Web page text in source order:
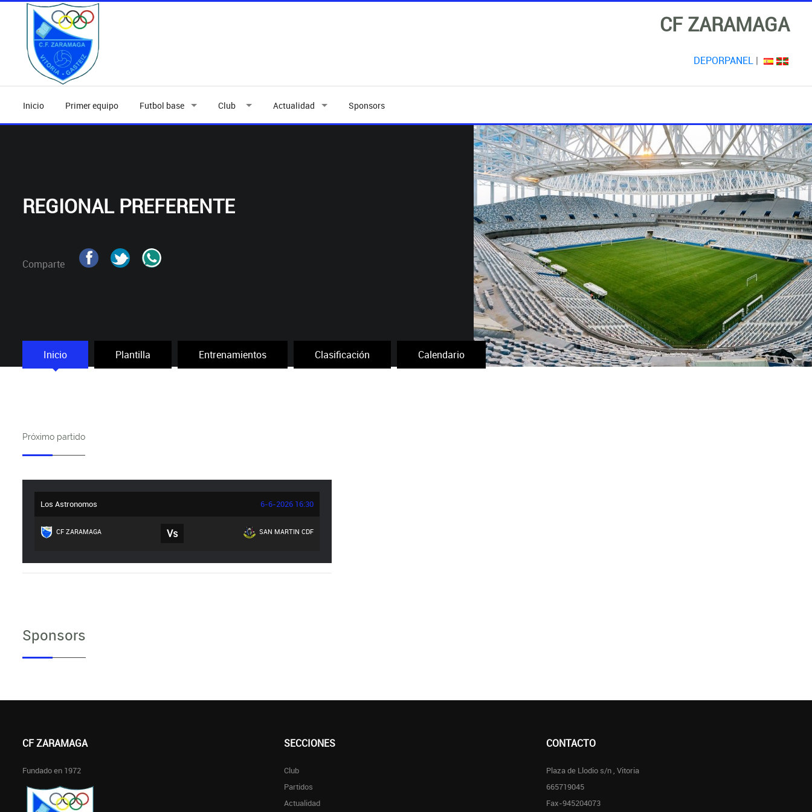
CF ZARAMAGA
DEPORPANEL |
Inicio Primer equipo Futbol base Club Actualidad Sponsors
REGIONAL PREFERENTE
Comparte
Inicio Plantilla Entrenamientos Clasificación Calendario
Próximo partido
Los Astronomos 6-6-2026 16:30
CF ZARAMAGA Vs SAN MARTIN CDF
Sponsors
CF ZARAMAGA
Fundado en 1972
SECCIONES
Club
Partidos
Actualidad
CONTACTO
Plaza de Llodio s/n , Vitoria
665719045
Fax-945204073